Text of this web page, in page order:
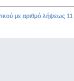
με αριθμόλήψεως 11